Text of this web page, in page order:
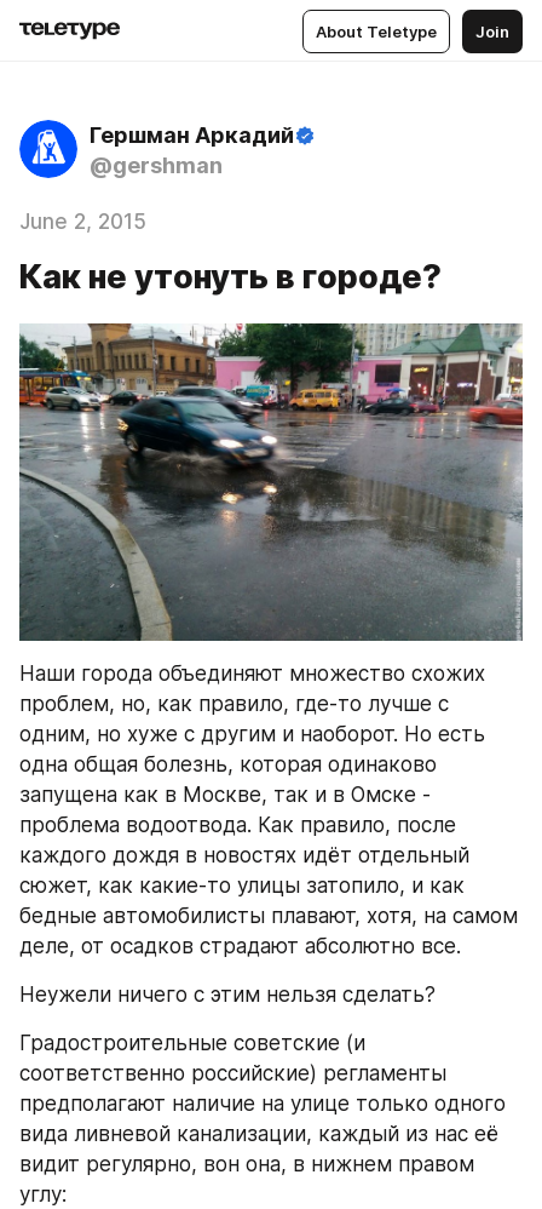
About Teletype Join
Гершман Аркадий
@gershman
June 2, 2015
Как не утонуть в городе?
Наши города объединяют множество схожих
проблем, но, как правило, где-то лучше с
одним, но хуже с другим и наоборот. Но есть
одна общая болезнь, которая одинаково
запущена как в Москве, так и в Омске -
проблема водоотвода. Как правило, после
каждого дождя в новостях идёт отдельный
сюжет, как какие-то улицы затопило, и как
бедные автомобилисты плавают, хотя, на самом
деле, от осадков страдают абсолютно все.
Неужели ничего с этим нельзя сделать?
Градостроительные советские (и
соответственно российские) регламенты
предполагают наличие на улице только одного
вида ливневой канализации, каждый из нас её
видит регулярно, вон она, в нижнем правом
углу: